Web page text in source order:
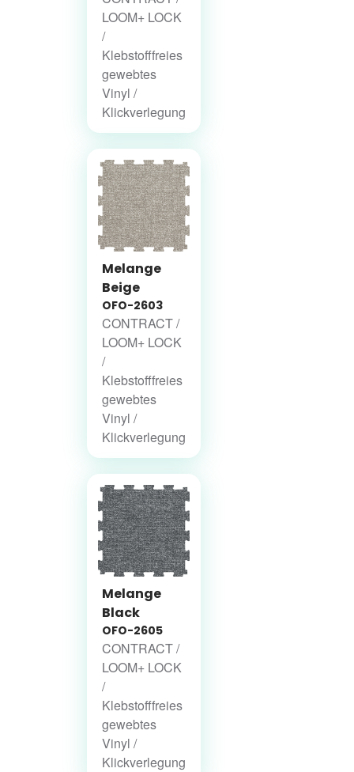
LOOM+ LOCK
/
Klebstofffreies
gewebtes
Vinyl /
Klickverlegung
Melange
Beige
OFO-2603
CONTRACT /
LOOM+ LOCK
/
Klebstofffreies
gewebtes
Vinyl /
Klickverlegung
Melange
Black
OFO-2605
CONTRACT /
LOOM+ LOCK
/
Klebstofffreies
gewebtes
Vinyl /
Klickverlegung